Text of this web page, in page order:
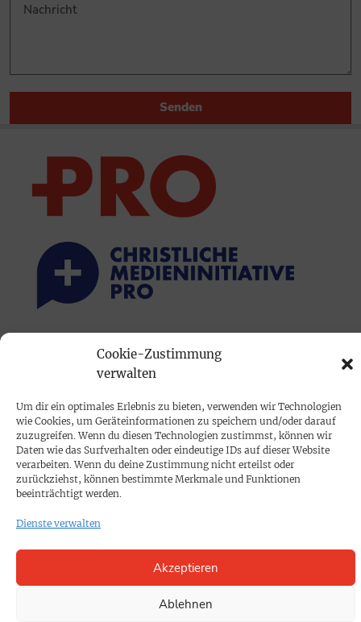
Cookie-Zustimmung
verwalten
Um dir ein optimales Erlebnis zu bieten, verwenden wir Technologien
wie Cookies, um Geräteinformationen zu speichern und/oder darauf
zuzugreifen. Wenn du diesen Technologien zustimmst, können wir
Daten wie das Surfverhalten oder eindeutige IDs auf dieser Website
verarbeiten. Wenn du deine Zustimmung nicht erteilst oder
zurückziehst, können bestimmte Merkmale und Funktionen
beeinträchtigt werden.
Dienste verwalten
Akzeptieren
Ablehnen
Senden
PRINTAUSGABE
Mediadaten
PROKOMPAKT
Impressum
SPENDEN
Datenschutz
Cookie-Richtlinie